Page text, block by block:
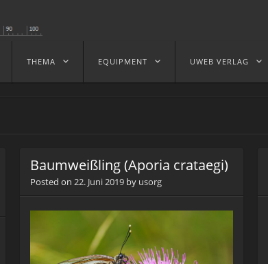
THEMA EQUIPMENT UWEB VERLAG
Baumweißling (Aporia crataegi)
Posted on 22. Juni 2019by usorg